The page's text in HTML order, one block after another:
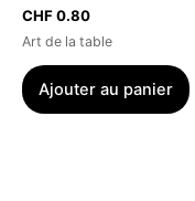
CHF0.80
Art de la table
Ajouter au panier